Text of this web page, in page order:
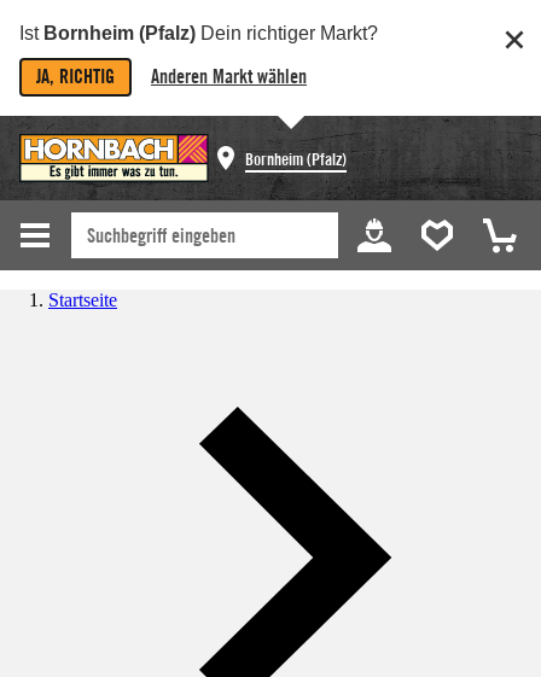
Ist Bornheim (Pfalz) Dein richtiger Markt?
JA, RICHTIG Anderen Markt wählen
Bornheim (Pfalz)
Startseite